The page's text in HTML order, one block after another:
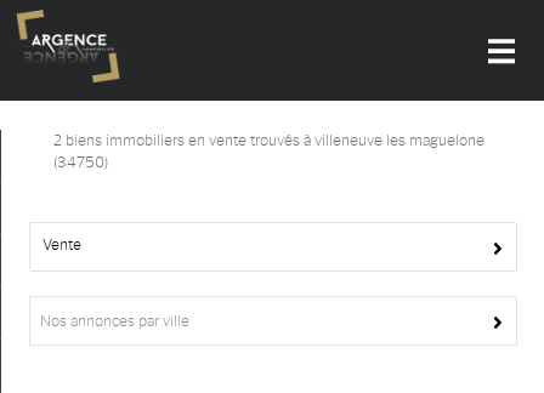
2 biens immobiliers en vente trouvés à villeneuve les maguelone
(34750)
Vente
Nos annonces par ville